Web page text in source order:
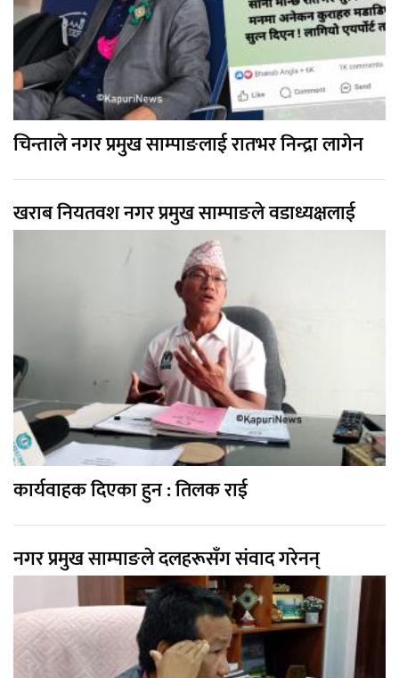
चिन्ताले नगर प्रमुख साम्पाङलाई रातभर निन्द्रा लागेन
खराब नियतवश नगर प्रमुख साम्पाङले वडाध्यक्षलाई
कार्यवाहक दिएका हुन : तिलक राई
नगर प्रमुख साम्पाङले दलहरूसँग संवाद गरेनन्